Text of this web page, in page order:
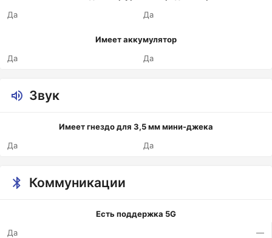
Да
Да
Имеет аккумулятор
Да
Да
Звук
Имеет гнездо для 3,5 мм мини-джека
Да
Да
Коммуникации
Есть поддержка 5G
Да
—